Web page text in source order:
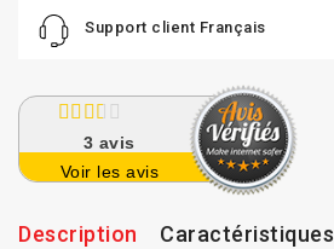
Support client Français
3 avis
Voir les avis
Description Caractéristiques